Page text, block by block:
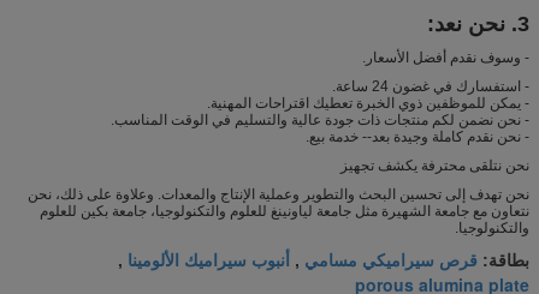
3. نحن نعد:
- وسوف نقدم أفضل الأسعار.
- استفسارك في غضون 24 ساعة.
- يمكن للموظفين ذوي الخبرة تعطيك اقتراحات المهنية.
- نحن نضمن لكم منتجات ذات جودة عالية والتسليم في الوقت المناسب.
- نحن نقدم كاملة وجيدة بعد-- خدمة بيع.
نحن نتلقى محترفة يكشف تجهيز
نحن تهدف إلى تحسين البحث والتطوير وعملية الإنتاج والمعدات. وعلاوة على ذلك، نحن
نتعاون مع جامعة الشهيرة مثل جامعة لياونينغ للعلوم والتكنولوجيا، جامعة بكين للعلوم
والتكنولوجيا.
بطاقة: قرص سيراميكي مسامي , أنبوب سيراميك الألومينا ,
porous alumina plate